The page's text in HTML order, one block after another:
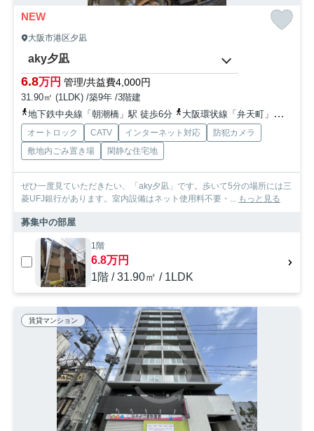
NEW
大阪市港区夕凪
aky夕凪
6.8万円 管理/共益費4,000円
31.90㎡ (1LDK) /築9年 /3階建
地下鉄中央線「朝潮橋」駅 徒歩6分
大阪環状線「弁天町」駅 徒歩16分
オートロック CATV インターネット対応
防犯カメラ
敷地内ごみ置き場
閑静な住宅地
ぜひ一度見ていただきたい、「aky夕凪」です。歩いて5分の場所には三
菱UFJ銀行があります。室内設備はネット使用料不要・... もっと見る
募集中の部屋
1階
6.8万円
1階 / 31.90㎡ / 1LDK
賃貸マンション